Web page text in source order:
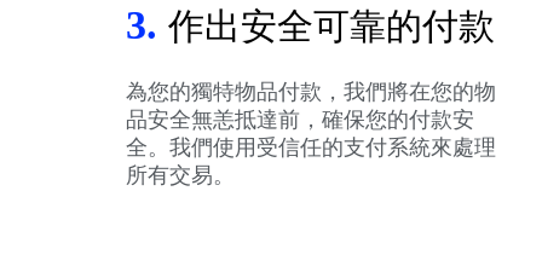
3. 作出安全可靠的付款
為您的獨特物品付款，我們將在您的物
品安全無恙抵達前，確保您的付款安
全。我們使用受信任的支付系統來處理
所有交易。